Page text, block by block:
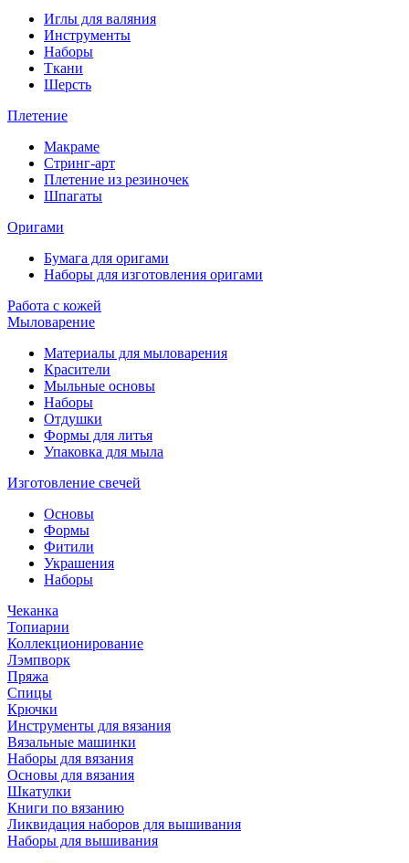
Иглы для валяния
Инструменты
Наборы
Ткани
Шерсть
Плетение
Макраме
Стринг-арт
Плетение из резиночек
Шпагаты
Оригами
Бумага для оригами
Наборы для изготовления оригами
Работа с кожей
Мыловарение
Материалы для мыловарения
Красители
Мыльные основы
Наборы
Отдушки
Формы для литья
Упаковка для мыла
Изготовление свечей
Основы
Формы
Фитили
Украшения
Наборы
Чеканка
Топиарии
Коллекционирование
Лэмпворк
Пряжа
Спицы
Крючки
Инструменты для вязания
Вязальные машинки
Наборы для вязания
Основы для вязания
Шкатулки
Книги по вязанию
Ликвидация наборов для вышивания
Наборы для вышивания